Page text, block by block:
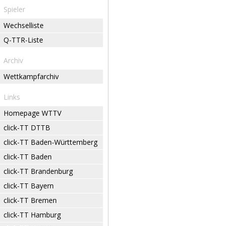
Spieler
Wechselliste
Q-TTR-Liste
Archiv
Wettkampfarchiv
Links
Homepage WTTV
click-TT DTTB
click-TT Baden-Württemberg
click-TT Baden
click-TT Brandenburg
click-TT Bayern
click-TT Bremen
click-TT Hamburg